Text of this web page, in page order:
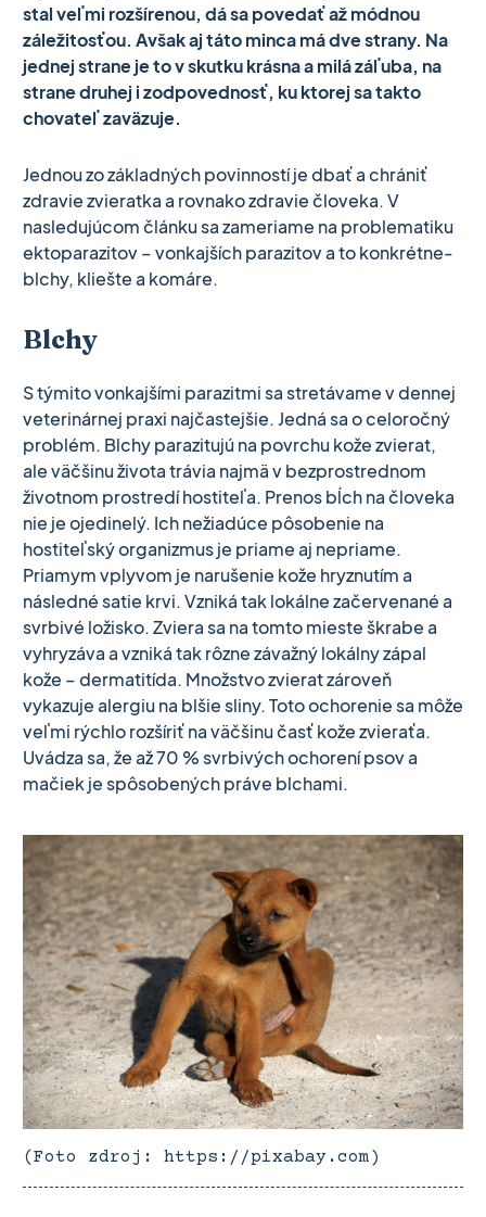
stal veľmi rozšírenou, dá sa povedať až módnou
záležitosťou. Avšak aj táto minca má dve strany. Na
jednej strane je to v skutku krásna a milá záľuba, na
strane druhej i zodpovednosť, ku ktorej sa takto
chovateľ zaväzuje.
Jednou zo základných povinností je dbať a chrániť
zdravie zvieratka a rovnako zdravie človeka. V
nasledujúcom článku sa zameriame na problematiku
ektoparazitov – vonkajších parazitov a to konkrétne-
blchy, kliešte a komáre.
Blchy
S týmito vonkajšími parazitmi sa stretávame v dennej
veterinárnej praxi najčastejšie. Jedná sa o celoročný
problém. Blchy parazitujú na povrchu kože zvierat,
ale väčšinu života trávia najmä v bezprostrednom
životnom prostredí hostiteľa. Prenos bĺch na človeka
nie je ojedinelý. Ich nežiadúce pôsobenie na
hostiteľský organizmus je priame aj nepriame.
Priamym vplyvom je narušenie kože hryznutím a
následné satie krvi. Vzniká tak lokálne začervenané a
svrbivé ložisko. Zviera sa na tomto mieste škrabe a
vyhryzáva a vzniká tak rôzne závažný lokálny zápal
kože – dermatitída. Množstvo zvierat zároveň
vykazuje alergiu na blšie sliny. Toto ochorenie sa môže
veľmi rýchlo rozšíriť na väčšinu časť kože zvieraťa.
Uvádza sa, že až 70 % svrbivých ochorení psov a
mačiek je spôsobených práve blchami.
(Foto zdroj: https://pixabay.com)